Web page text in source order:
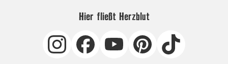
Hier fließt Herzblut